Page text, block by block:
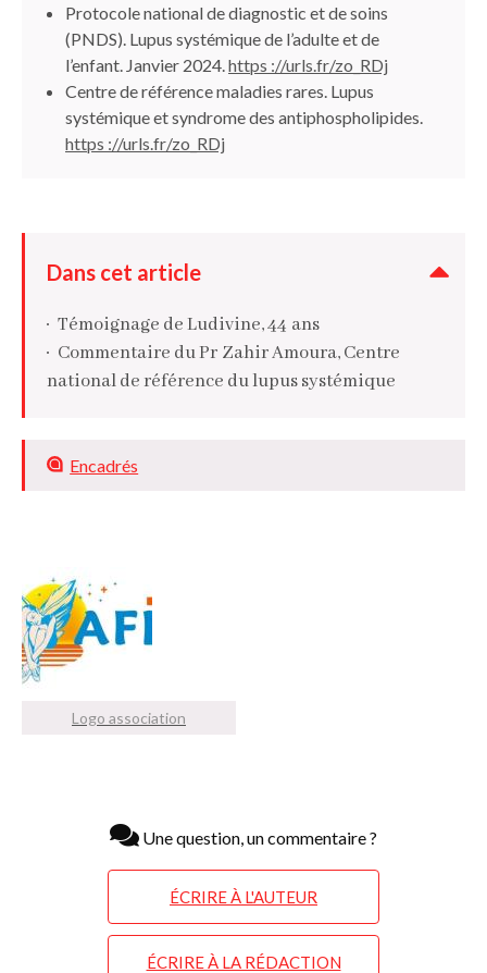
Protocole national de diagnostic et de soins
(PNDS). Lupus systémique de l’adulte et de
l’enfant. Janvier 2024.https ://urls.fr/zo_RDj
Centre de référence maladies rares. Lupus
systémique et syndrome des antiphospholipides.
https ://urls.fr/zo_RDj
Dans cet article
Témoignage de Ludivine, 44 ans
Commentaire du Pr Zahir Amoura, Centre
national de référence du lupus systémique
Encadrés
Logo association
Une question, un commentaire ?
ÉCRIRE À L'AUTEUR
ÉCRIRE À LA RÉDACTION